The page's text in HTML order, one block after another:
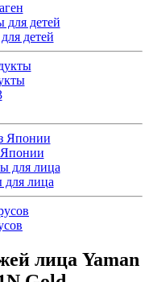
детей
Японии
для лица
лица Yaman